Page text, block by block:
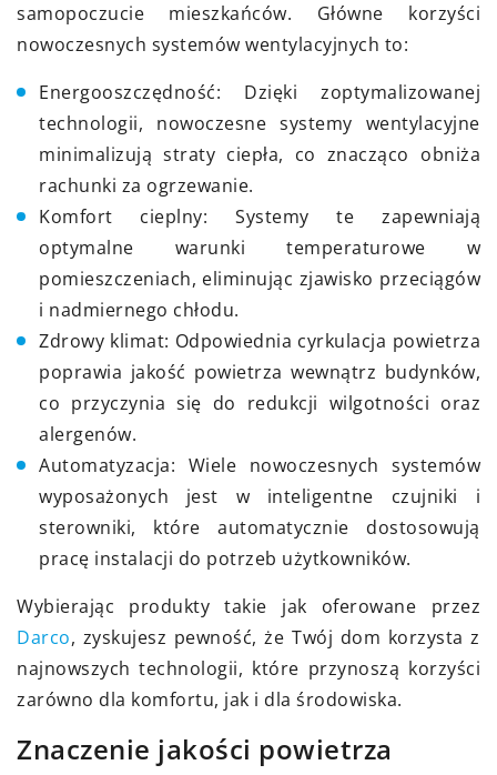
samopoczucie mieszkańców. Główne korzyści
nowoczesnych systemów wentylacyjnych to:
Energooszczędność: Dzięki zoptymalizowanej
technologii, nowoczesne systemy wentylacyjne
minimalizują straty ciepła, co znacząco obniża
rachunki za ogrzewanie.
Komfort cieplny: Systemy te zapewniają
optymalne warunki temperaturowe w
pomieszczeniach, eliminując zjawisko przeciągów
i nadmiernego chłodu.
Zdrowy klimat: Odpowiednia cyrkulacja powietrza
poprawia jakość powietrza wewnątrz budynków,
co przyczynia się do redukcji wilgotności oraz
alergenów.
Automatyzacja: Wiele nowoczesnych systemów
wyposażonych jest w inteligentne czujniki i
sterowniki, które automatycznie dostosowują
pracę instalacji do potrzeb użytkowników.
Wybierając produkty takie jak oferowane przez
Darco, zyskujesz pewność, że Twój dom korzysta z
najnowszych technologii, które przynoszą korzyści
zarówno dla komfortu, jak i dla środowiska.
Znaczenie jakości powietrza